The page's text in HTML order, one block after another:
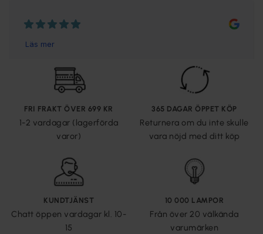
FRI FRAKT ÖVER 699 KR
1-2 vardagar (lagerförda
varor)
365 DAGAR ÖPPET KÖP
Returnera om du inte skulle
vara nöjd med ditt köp
KUNDTJÄNST
Chatt öppen vardagar kl. 10-
15
10 000 LAMPOR
Från över 20 välkända
varumärken